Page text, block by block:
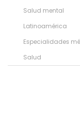
Salud mental
Latinoamérica
Especialidades
Salud